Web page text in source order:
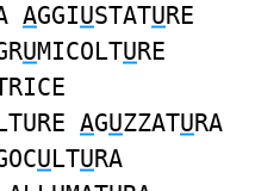
AGGIUSTATURE
UMICOLTURE
AGUZZATURA
ULTURA